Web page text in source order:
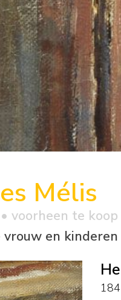
Mélis
• voorheen te koop
en kinderen